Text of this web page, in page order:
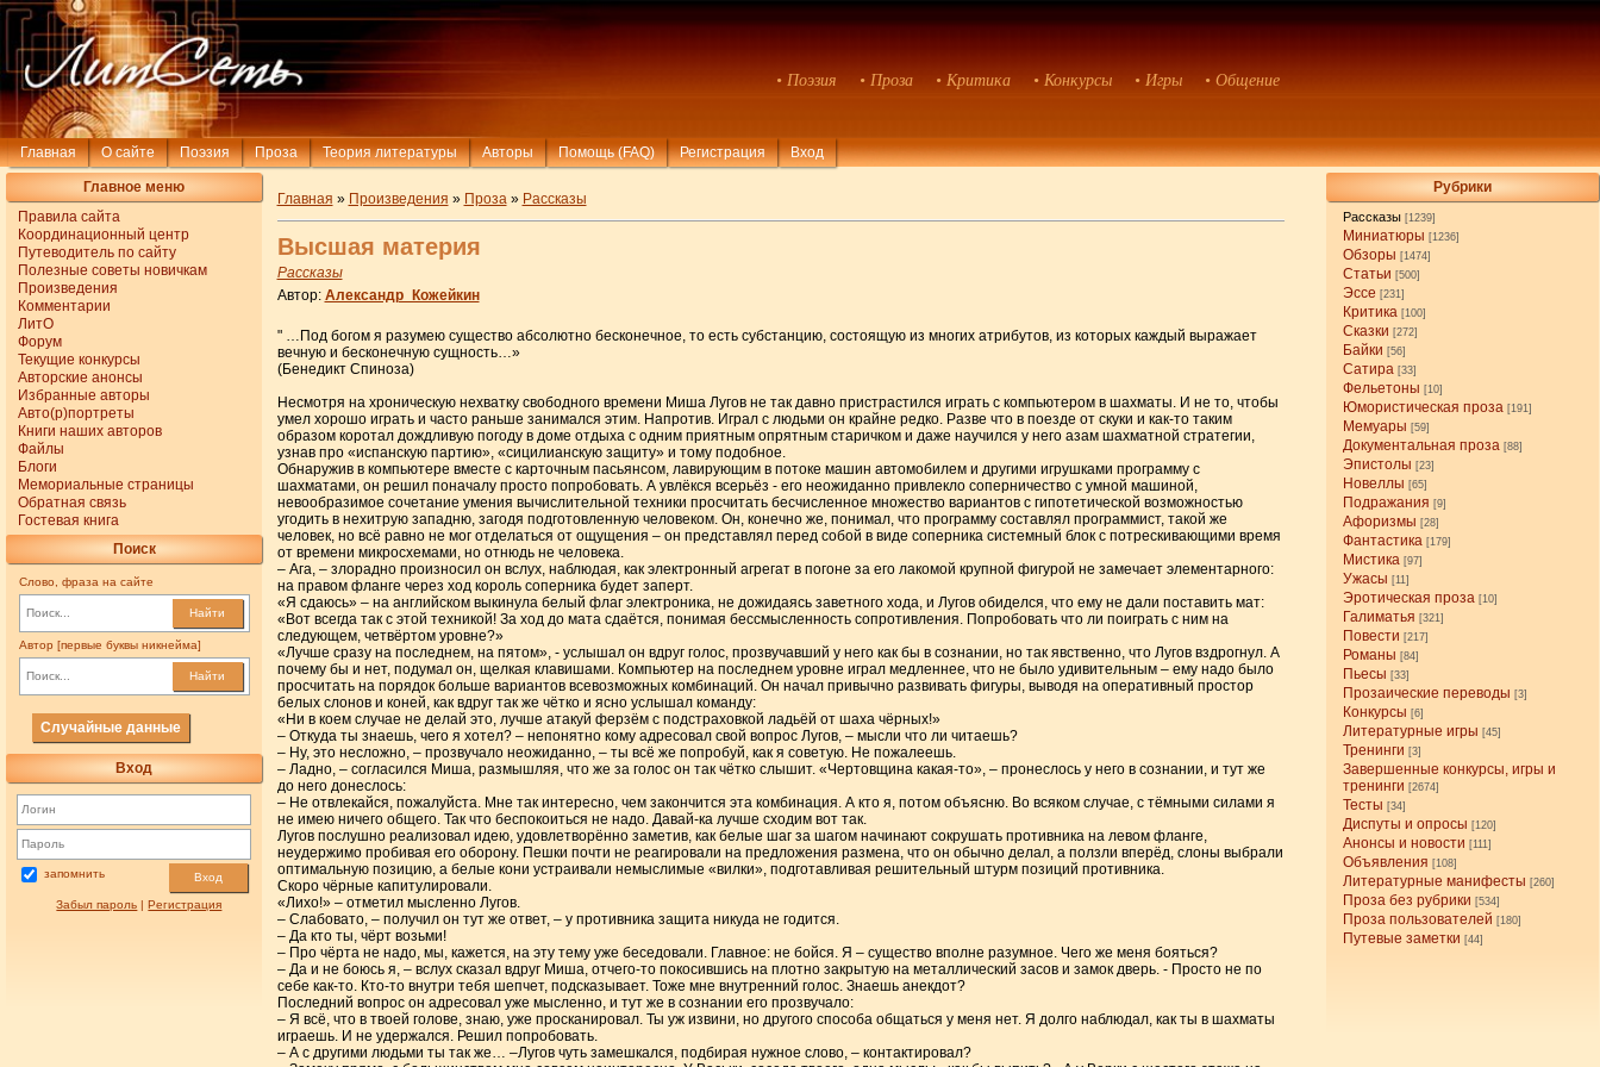
• Поэзия • Проза • Критика • Конкурсы • Игры • Общение
Главная О сайте Поэзия Проза Теория литературы Авторы Помощь (FAQ) Регистрация Вход
Главное меню
Правила сайта
Координационный центр
Путеводитель по сайту
Полезные советы новичкам
Произведения
Комментарии
ЛитО
Форум
Текущие конкурсы
Авторские анонсы
Избранные авторы
Авто(р)портреты
Книги наших авторов
Файлы
Блоги
Мемориальные страницы
Обратная связь
Гостевая книга
Поиск
Слово, фраза на сайте
Найти
Автор [первые буквы никнейма]
Найти
Случайные данные
Вход
запомнить Вход
Забыл пароль |Регистрация
Рубрики
Рассказы [1239]
Миниатюры [1236]
Обзоры [1474]
Статьи [500]
Эссе [231]
Критика [100]
Сказки [272]
Байки [56]
Сатира [33]
Фельетоны [10]
Юмористическая проза [191]
Мемуары [59]
Документальная проза [88]
Эпистолы [23]
Новеллы [65]
Подражания [9]
Афоризмы [28]
Фантастика [179]
Мистика [97]
Ужасы [11]
Эротическая проза [10]
Галиматья [321]
Повести [217]
Романы [84]
Пьесы [33]
Прозаические переводы [3]
Конкурсы [6]
Литературные игры [45]
Тренинги [3]
Завершенные конкурсы, игры и
тренинги [2674]
Тесты [34]
Диспуты и опросы [120]
Анонсы и новости [111]
Объявления [108]
Литературные манифесты [260]
Проза без рубрики [534]
Проза пользователей [180]
Путевые заметки [44]
Главная » Произведения » Проза » Рассказы
Высшая материя
Рассказы
Автор: Александр_Кожейкин
" …Под богом я разумею существо абсолютно бесконечное, то есть субстанцию, состоящую из многих атрибутов, из которых каждый выражает
вечную и бесконечную сущность…»
(Бенедикт Спиноза)
Несмотря на хроническую нехватку свободного времени Миша Лугов не так давно пристрастился играть с компьютером в шахматы. И не то, чтобы
умел хорошо играть и часто раньше занимался этим. Напротив. Играл с людьми он крайне редко. Разве что в поезде от скуки и как-то таким
образом коротал дождливую погоду в доме отдыха с одним приятным опрятным старичком и даже научился у него азам шахматной стратегии,
узнав про «испанскую партию», «сицилианскую защиту» и тому подобное.
Обнаружив в компьютере вместе с карточным пасьянсом, лавирующим в потоке машин автомобилем и другими игрушками программу с
шахматами, он решил поначалу просто попробовать. А увлёкся всерьёз - его неожиданно привлекло соперничество с умной машиной,
невообразимое сочетание умения вычислительной техники просчитать бесчисленное множество вариантов с гипотетической возможностью
угодить в нехитрую западню, загодя подготовленную человеком. Он, конечно же, понимал, что программу составлял программист, такой же
человек, но всё равно не мог отделаться от ощущения – он представлял перед собой в виде соперника системный блок с потрескивающими время
от времени микросхемами, но отнюдь не человека.
– Ага, – злорадно произносил он вслух, наблюдая, как электронный агрегат в погоне за его лакомой крупной фигурой не замечает элементарного:
на правом фланге через ход король соперника будет заперт.
«Я сдаюсь» – на английском выкинула белый флаг электроника, не дожидаясь заветного хода, и Лугов обиделся, что ему не дали поставить мат:
«Вот всегда так с этой техникой! За ход до мата сдаётся, понимая бессмысленность сопротивления. Попробовать что ли поиграть с ним на
следующем, четвёртом уровне?»
«Лучше сразу на последнем, на пятом», - услышал он вдруг голос, прозвучавший у него как бы в сознании, но так явственно, что Лугов вздрогнул. А
почему бы и нет, подумал он, щелкая клавишами. Компьютер на последнем уровне играл медленнее, что не было удивительным – ему надо было
просчитать на порядок больше вариантов всевозможных комбинаций. Он начал привычно развивать фигуры, выводя на оперативный простор
белых слонов и коней, как вдруг так же чётко и ясно услышал команду:
«Ни в коем случае не делай это, лучше атакуй ферзём с подстраховкой ладьёй от шаха чёрных!»
– Откуда ты знаешь, чего я хотел? – непонятно кому адресовал свой вопрос Лугов, – мысли что ли читаешь?
– Ну, это несложно, – прозвучало неожиданно, – ты всё же попробуй, как я советую. Не пожалеешь.
– Ладно, – согласился Миша, размышляя, что же за голос он так чётко слышит. «Чертовщина какая-то», – пронеслось у него в сознании, и тут же
до него донеслось:
– Не отвлекайся, пожалуйста. Мне так интересно, чем закончится эта комбинация. А кто я, потом объясню. Во всяком случае, с тёмными силами я
не имею ничего общего. Так что беспокоиться не надо. Давай-ка лучше сходим вот так.
Лугов послушно реализовал идею, удовлетворённо заметив, как белые шаг за шагом начинают сокрушать противника на левом фланге,
неудержимо пробивая его оборону. Пешки почти не реагировали на предложения размена, что он обычно делал, а ползли вперёд, слоны выбрали
оптимальную позицию, а белые кони устраивали немыслимые «вилки», подготавливая решительный штурм позиций противника.
Скоро чёрные капитулировали.
«Лихо!» – отметил мысленно Лугов.
– Слабовато, – получил он тут же ответ, – у противника защита никуда не годится.
– Да кто ты, чёрт возьми!
– Про чёрта не надо, мы, кажется, на эту тему уже беседовали. Главное: не бойся. Я – существо вполне разумное. Чего же меня бояться?
– Да и не боюсь я, – вслух сказал вдруг Миша, отчего-то покосившись на плотно закрытую на металлический засов и замок дверь. - Просто не по
себе как-то. Кто-то внутри тебя шепчет, подсказывает. Тоже мне внутренний голос. Знаешь анекдот?
Последний вопрос он адресовал уже мысленно, и тут же в сознании его прозвучало:
– Я всё, что в твоей голове, знаю, уже просканировал. Ты уж извини, но другого способа общаться у меня нет. Я долго наблюдал, как ты в шахматы
играешь. И не удержался. Решил попробовать.
– А с другими людьми ты так же… –Лугов чуть замешкался, подбирая нужное слово, – контактировал?